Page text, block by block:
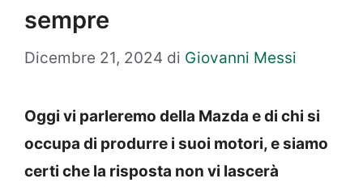
sempre
Dicembre 21, 2024 di Giovanni Messi
Oggi vi parleremo della Mazda e di chi si
occupa di produrre i suoi motori, e siamo
certi che la risposta non vi lascerà